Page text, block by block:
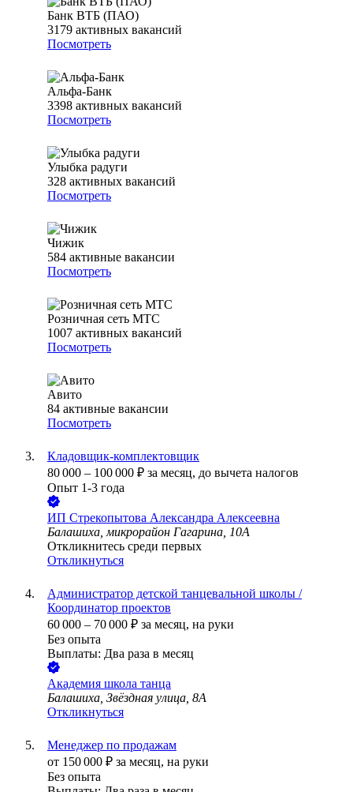
Банк ВТБ (ПАО)
3179 активных вакансий
Посмотреть
Альфа-Банк
3398 активных вакансий
Посмотреть
Улыбка радуги
328 активных вакансий
Посмотреть
Чижик
584 активные вакансии
Посмотреть
Розничная сеть МТС
1007 активных вакансий
Посмотреть
Авито
84 активные вакансии
Посмотреть
Кладовщик-комплектовщик
80 000 – 100 000 ₽ за месяц, до вычета налогов
Опыт 1-3 года
ИП Стрекопытова Александра Алексеевна
Балашиха, микрорайон Гагарина, 10А
Откликнитесь среди первых
Откликнуться
Администратор детской танцевальной школы /
Координатор проектов
60 000 – 70 000 ₽ за месяц, на руки
Без опыта
Выплаты: Два раза в месяц
Академия школа танца
Балашиха, Звёздная улица, 8А
Откликнуться
Менеджер по продажам
от 150 000 ₽ за месяц, на руки
Без опыта